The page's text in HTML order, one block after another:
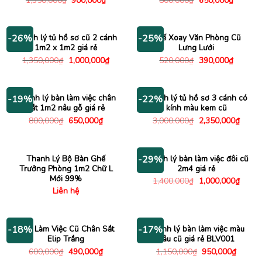
hiện
900,000₫.
hiện
-26%
Thanh lý tủ hồ sơ cũ 2 cánh
1m2 x 1m2 giá rẻ
1,350,000₫ Giá
gốc
1,000,000₫Giá
hiện
1,000,000₫.
-25%Ghế Xoay Văn Phòng Cũ
Lưng Lưới
520,000₫ Giá
390,000₫Giá
hiện
-19%
Thanh lý bàn làm việc chân
sắt 1m2 nâu gỗ giá rẻ
800,000₫ Giá
650,000₫Giá
hiện
650,000₫.
-22%
Thanh lý tủ hồ sơ 3 cánh có
kính màu kem cũ
3,000,000₫ Giá
gốc
2,350,000₫Giá
hiện
Thanh Lý Bộ Bàn Ghế
Trưởng Phòng 1m2 Chữ L
Mới 99%
Liên hệ
-29%
Thanh lý bàn làm việc đôi cũ
2m4 giá rẻ
1,400,000₫ Giá
gốc
1,000,000₫Giá
hiện
-18%
Bàn Làm Việc Cũ Chân Sắt
Elip Trắng
600,000₫ Giá
490,000₫Giá
hiện
-17%
Thanh lý bàn làm việc màu
nâu cũ giá rẻ BLV001
1,150,000₫ Giá
950,000₫Giá
hiện